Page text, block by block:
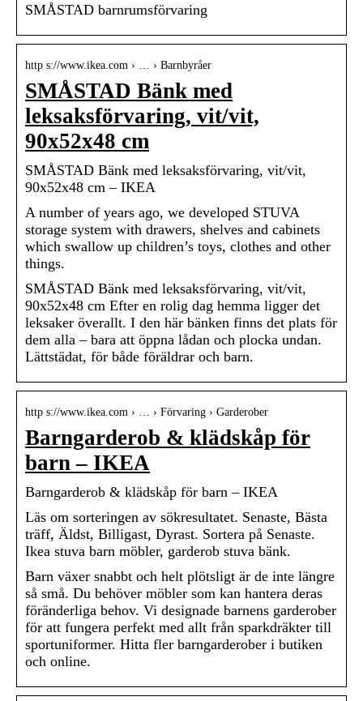
SMÅSTAD barnrumsförvaring
http s://www.ikea.com › … › Barnbyråer
SMÅSTAD Bänk med
leksaksförvaring, vit/vit,
90x52x48 cm
SMÅSTAD Bänk med leksaksförvaring, vit/vit,
90x52x48 cm – IKEA
A number of years ago, we developed STUVA
storage system with drawers, shelves and cabinets
which swallow up children’s toys, clothes and other
things.
SMÅSTAD Bänk med leksaksförvaring, vit/vit,
90x52x48 cm Efter en rolig dag hemma ligger det
leksaker överallt. I den här bänken finns det plats för
dem alla – bara att öppna lådan och plocka undan.
Lättstädat, för både föräldrar och barn.
http s://www.ikea.com › … › Förvaring › Garderober
Barngarderob & klädskåp för
barn – IKEA
Barngarderob & klädskåp för barn – IKEA
Läs om sorteringen av sökresultatet. Senaste, Bästa
träff, Äldst, Billigast, Dyrast. Sortera på Senaste.
Ikea stuva barn möbler, garderob stuva bänk.
Barn växer snabbt och helt plötsligt är de inte längre
så små. Du behöver möbler som kan hantera deras
föränderliga behov. Vi designade barnens garderober
för att fungera perfekt med allt från sparkdräkter till
sportuniformer. Hitta fler barngarderober i butiken
och online.